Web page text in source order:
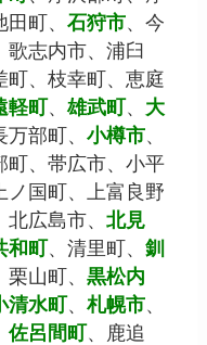
田町、石狩市、今
歌志内市、浦臼
町、枝幸町、恵庭
軽町、雄武町、 大
万部町、小樽市、
町、帯広市、小平
ノ国町、上富良野
北広島市、北見
和町、清里町、釧
栗山町、黒松内
清水町、札幌市、
佐呂間町、鹿追